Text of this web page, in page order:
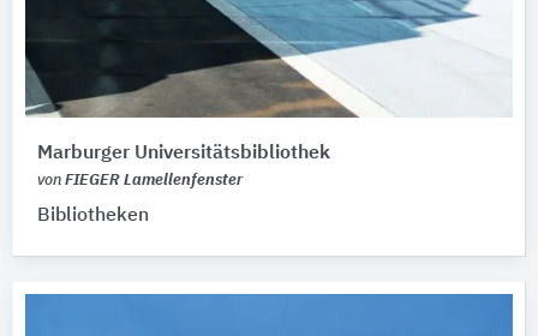
Marburger Universitätsbibliothek
von FIEGER Lamellenfenster
Bibliotheken